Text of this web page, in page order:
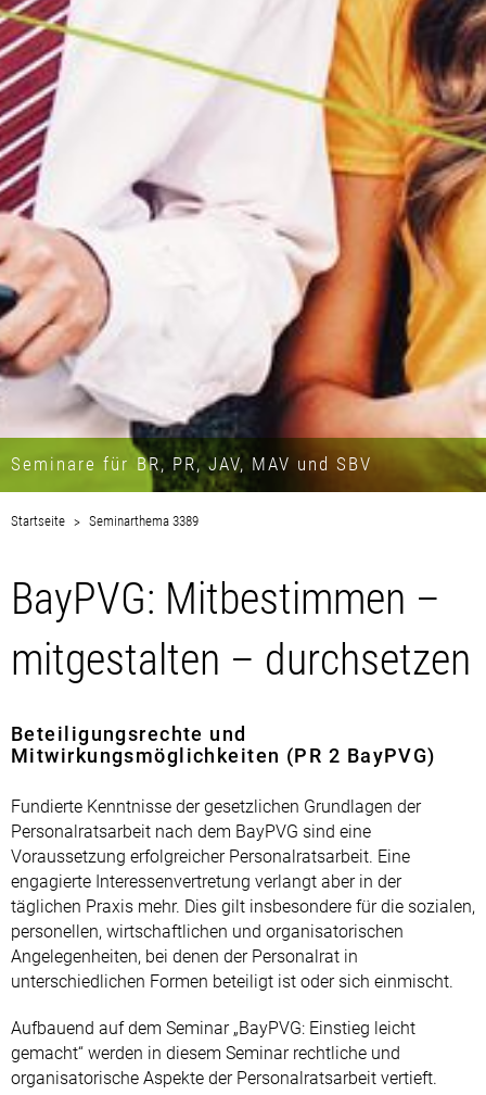
Seminare für BR, PR, JAV, MAV und SBV
Startseite Seminarthema 3389
BayPVG: Mitbestimmen –
mitgestalten – durchsetzen
Beteiligungsrechte und
Mitwirkungsmöglichkeiten (PR 2 BayPVG)
Fundierte Kenntnisse der gesetzlichen Grundlagen der
Personalratsarbeit nach dem BayPVG sind eine
Voraussetzung erfolgreicher Personalratsarbeit. Eine
engagierte Interessenvertretung verlangt aber in der
täglichen Praxis mehr. Dies gilt insbesondere für die sozialen,
personellen, wirtschaftlichen und organisatorischen
Angelegenheiten, bei denen der Personalrat in
unterschiedlichen Formen beteiligt ist oder sich einmischt.
Aufbauend auf dem Seminar „BayPVG: Einstieg leicht
gemacht“ werden in diesem Seminar rechtliche und
organisatorische Aspekte der Personalratsarbeit vertieft.